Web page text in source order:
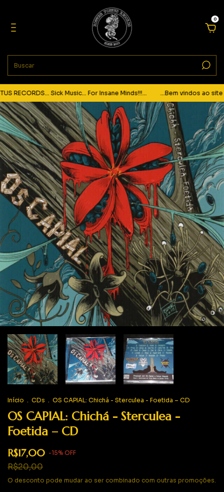
0
RECORDS... Sick Music... For Insane Minds!!!... ...Bem vindos ao site
Início . CDs . OS CAPIAL: Chichá - Sterculea - Foetida – CD
OS CAPIAL: Chichá - Sterculea -
Foetida – CD
R$17,00 -15% OFF
R$20,00
O desconto pode mudar ao ser combinado com outras promoções.